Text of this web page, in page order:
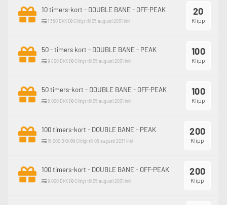
20
Klipp
10 timers-kort - DOUBLE BANE - OFF-PEAK
1 350 DKK Giltigt till 05 augusti 2031 inkl.
100
Klipp
50 - timers kort - DOUBLE BANE - PEAK
9 800 DKK Giltigt till 05 augusti 2031 inkl.
100
Klipp
50 timers-kort - DOUBLE BANE - OFF-PEAK
6 000 DKK Giltigt till 05 augusti 2031 inkl.
200
Klipp
100 timers-kort - DOUBLE BANE - PEAK
16 000 DKK Giltigt till 05 augusti 2031 inkl.
200
Klipp
100 timers-kort - DOUBLE BANE - OFF-PEAK
9 000 DKK Giltigt till 05 augusti 2031 inkl.